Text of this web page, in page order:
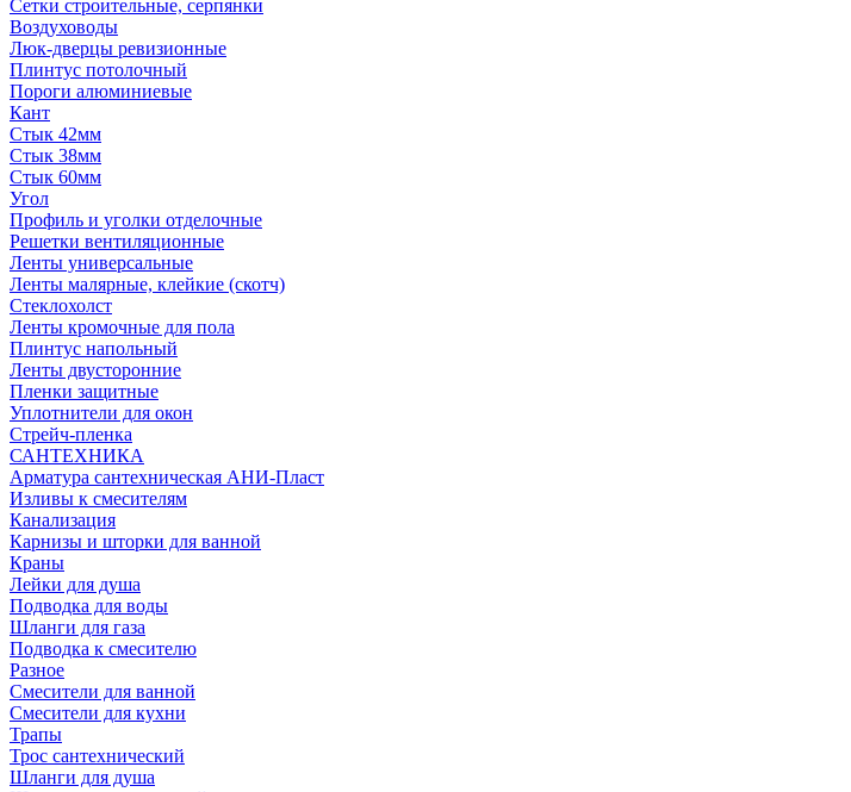
Сетки строительные, серпянки
Воздуховоды
Люк-дверцы ревизионные
Плинтус потолочный
Пороги алюминиевые
Кант
Стык 42мм
Стык 38мм
Стык 60мм
Угол
Профиль и уголки отделочные
Решетки вентиляционные
Ленты универсальные
Ленты малярные, клейкие (скотч)
Стеклохолст
Ленты кромочные для пола
Плинтус напольный
Ленты двусторонние
Пленки защитные
Уплотнители для окон
Стрейч-пленка
САНТЕХНИКА
Арматура сантехническая АНИ-Пласт
Изливы к смесителям
Канализация
Карнизы и шторки для ванной
Краны
Лейки для душа
Подводка для воды
Шланги для газа
Подводка к смесителю
Разное
Смесители для ванной
Смесители для кухни
Трапы
Трос сантехнический
Шланги для душа